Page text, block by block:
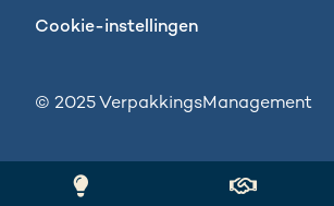
Cookie-instellingen
© 2025 VerpakkingsManagement